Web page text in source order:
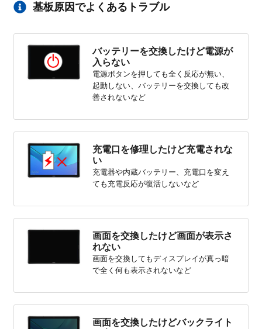
基板原因でよくあるトラブル
バッテリーを交換したけど電源が
入らない
電源ボタンを押しても全く反応が無い、
起動しない、バッテリーを交換しても改
善されないなど
充電口を修理したけど充電されな
い
充電器や内蔵バッテリー、充電口を変え
ても充電反応が復活しないなど
画面を交換したけど画面が表示さ
れない
画面を交換してもディスプレイが真っ暗
で全く何も表示されないなど
画面を交換したけどバックライト